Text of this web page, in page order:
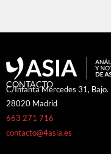
CONTACTO
C/Infanta Mercedes 31, Bajo.
28020 Madrid
663 271 716
contacto@4asia.es